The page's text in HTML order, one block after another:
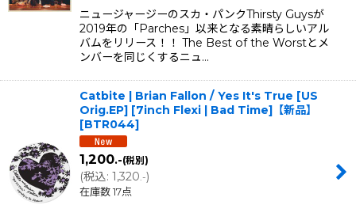
ニュージャージーのスカ・パンクThirsty Guysが
2019年の「Parches」以来となる素晴らしいアル
バムをリリース！！ The Best of the Worstとメ
ンバーを同じくするニュ…
Catbite | Brian Fallon / Yes It's True [US
Orig.EP] [7inch Flexi | Bad Time]【新品】
[BTR044]
1,200.-(税別)
(税込: 1,320.-)
在庫数 17点